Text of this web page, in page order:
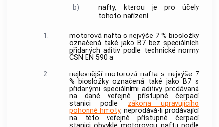
b)
nafty, kterou je pro účely
tohoto nařízení
1.
motorová nafta s nejvýše 7 % biosložky
označená také jako B7 bez speciálních
přidaných aditiv podle technické normy
ČSN EN 590 a
2.
nejlevnější motorová nafta s nejvýše 7
% biosložky označená také jako B7 s
přidanými speciálními aditivy prodávaná
na dané veřejně přístupné čerpací
stanici podle zákona upravujícího
pohonné hmoty, neprodává-li prodávající
na této veřejně přístupné čerpací
stanici obvykle motorovou naftu podle